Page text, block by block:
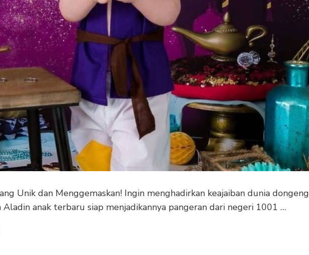
Unik dan Menggemaskan! Ingin menghadirkan keajaiban dunia dongeng
anak terbaru siap menjadikannya pangeran dari negeri 1001 …